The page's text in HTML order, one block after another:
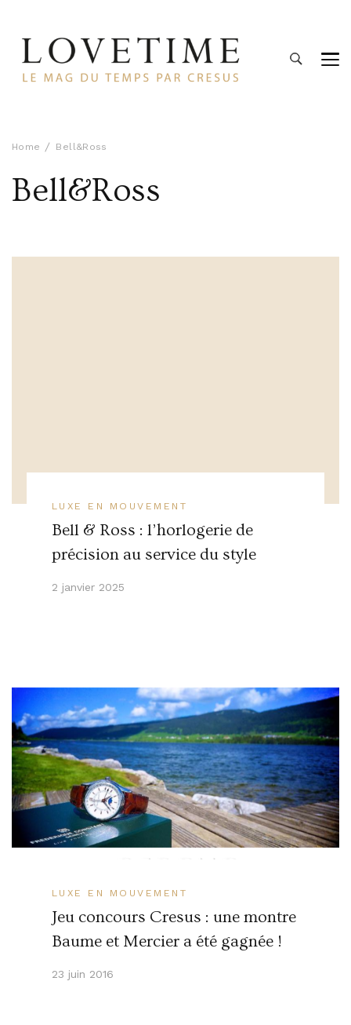
Home Bell&Ross
Bell&Ross
LUXE EN MOUVEMENT
Bell & Ross : l’horlogerie de
précision au service du style
2 janvier 2025
LUXE EN MOUVEMENT
Jeu concours Cresus : une montre
Baume et Mercier a été gagnée !
23 juin 2016